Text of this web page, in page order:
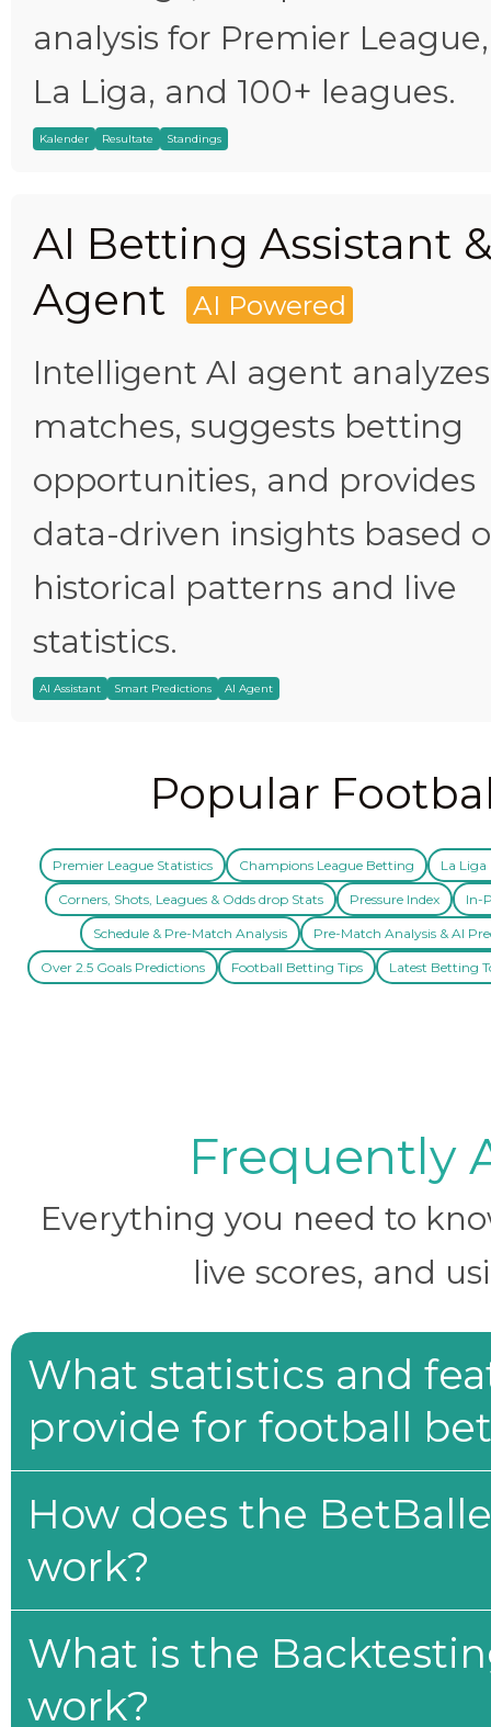
analysis for Premier League,
La Liga, and 100+ leagues.
Kalender Resultate Standings
AI Betting Assistant
Agent
AI Powered
Intelligent AI agent analyzes
matches, suggests betting
opportunities, and provides
data-driven insights based
historical patterns and live
statistics.
AI Assistant Smart Predictions AI Agent
Popular
Premier League Statistics Champions League Betting La Liga
Corners, Shots, Leagues & Odds drop Stats Pressure Index In-
Schedule & Pre-Match Analysis Pre-Match Analysis & AI
Over 2.5 Goals Predictions Football Betting Tips Latest Betting
Frequently
Everything you need to
live scores, and
What statistics and
provide for football
How does the
work?
What is the
work?